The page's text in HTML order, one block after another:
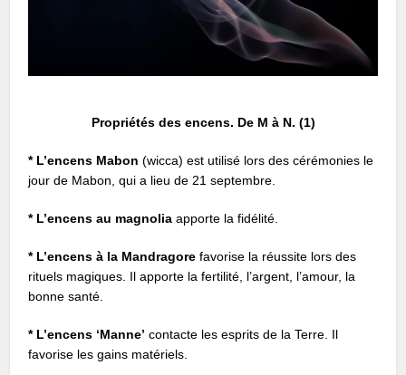
Propriétés des encens. De M à N. (1)
* L’encens Mabon (wicca) est utilisé lors des cérémonies le
jour de Mabon, qui a lieu de 21 septembre.
* L’encens au magnolia apporte la fidélité.
* L’encens à la Mandragore favorise la réussite lors des
rituels magiques. Il apporte la fertilité, l’argent, l’amour, la
bonne santé.
* L’encens ‘Manne’ contacte les esprits de la Terre. Il
favorise les gains matériels.